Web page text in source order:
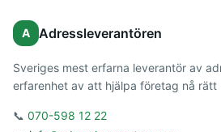
A Adressleverantören
Sveriges mest erfarna leverantör av
erfarenhet av att hjälpa företag nå rätt
📞 070-598 12 22